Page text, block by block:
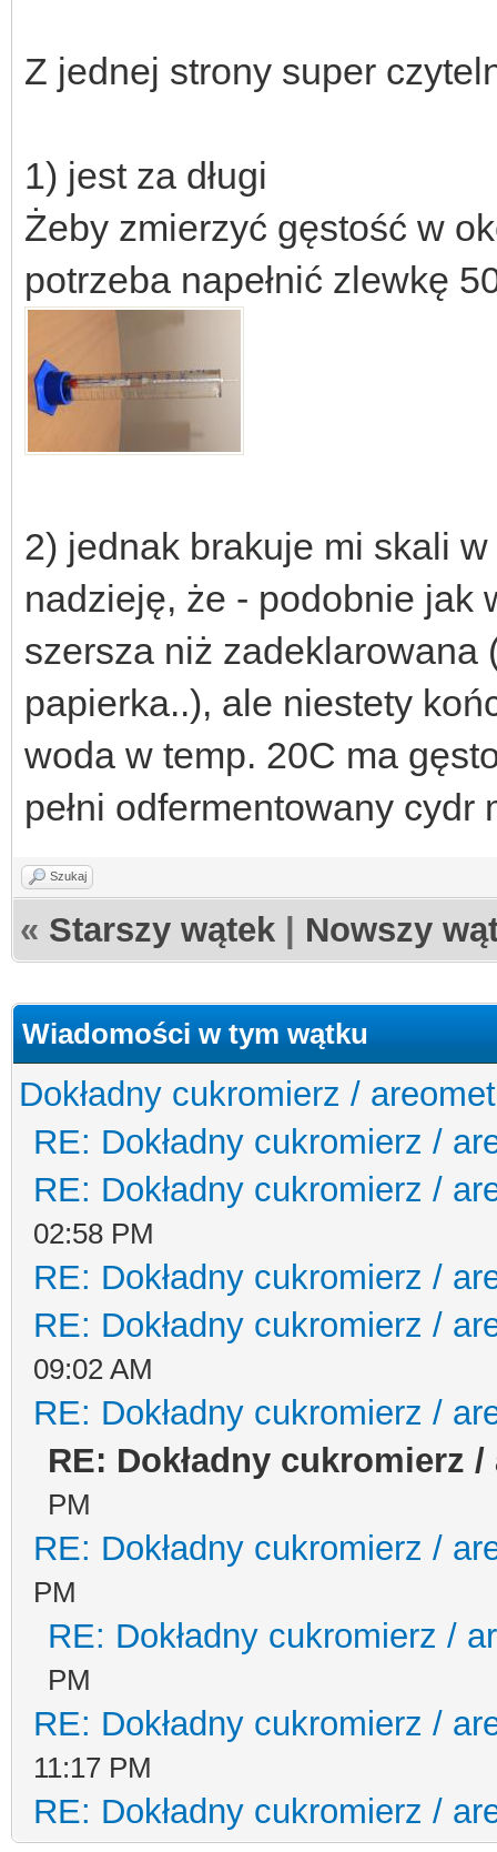
Z jednej strony super
1) jest za długi
Żeby zmierzyć gęstość w
potrzeba napełnić zlewkę
2) jednak brakuje mi skali
nadzieję, że - podobnie jak
szersza niż zadeklarowana
papierka..), ale niestety
woda w temp. 20C ma
pełni odfermentowany
Szukaj
« Starszy wątek Nowszy
Wiadomości w tym wątku
Dokładny cukromierz /
RE: Dokładny cukromierz /
RE: Dokładny cukromierz /
02:58 PM
RE: Dokładny cukromierz /
RE: Dokładny cukromierz /
09:02 AM
RE: Dokładny cukromierz /
RE: Dokładny cukromierz
PM
RE: Dokładny cukromierz /
PM
RE: Dokładny cukromierz /
PM
RE: Dokładny cukromierz /
11:17 PM
RE: Dokładny cukromierz /